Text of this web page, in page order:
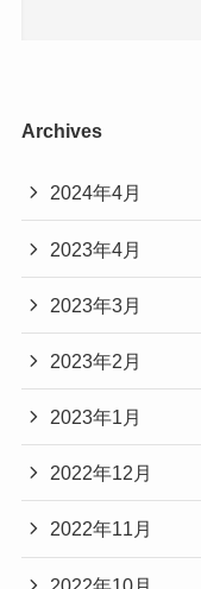
Archives
2024年4月
2023年4月
2023年3月
2023年2月
2023年1月
2022年12月
2022年11月